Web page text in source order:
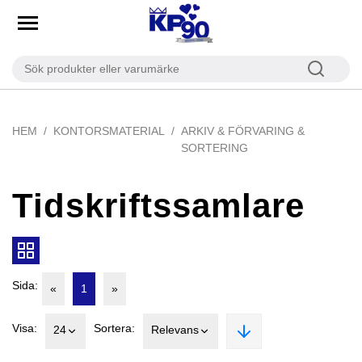
HEM KONTORSMATERIAL
ARKIV & FÖRVARING &
SORTERING
Tidskriftssamlare
Sida: « 1 »
Visa: 24 Sortera: Relevans